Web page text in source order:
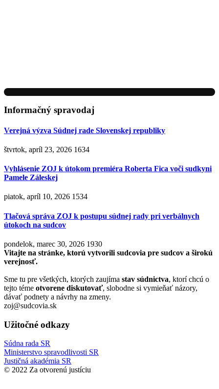
Informačný spravodaj
Verejná výzva Súdnej rade Slovenskej republiky
štvrtok, apríl 23, 2026 1634
Vyhlásenie ZOJ k útokom premiéra Roberta Fica voči sudkyni
Pamele Záleskej
piatok, apríl 10, 2026 1534
Tlačová správa ZOJ k postupu súdnej rady pri verbálnych
útokoch na sudcov
pondelok, marec 30, 2026 1930
Vitajte na stránke, ktorú vytvorili sudcovia pre sudcov a širokú
verejnosť.
Sme tu pre všetkých, ktorých zaujíma stav súdnictva, ktorí chcú o
tejto téme otvorene diskutovať, slobodne si vymieňať názory,
dávať podnety a návrhy na zmeny.
zoj@sudcovia.sk
Užitočné odkazy
Súdna rada SR
Ministerstvo spravodlivosti SR
Justičná akadémia SR
© 2022 Za otvorenú justíciu